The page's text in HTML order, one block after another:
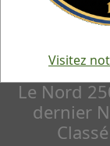
Le Nord
dernier
Visitez